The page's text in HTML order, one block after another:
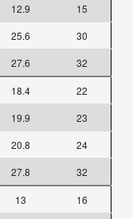
12.9
15
25.6
30
27.6 32
18.4
22
19.9
23
20.8
24
27.8 32
13
16